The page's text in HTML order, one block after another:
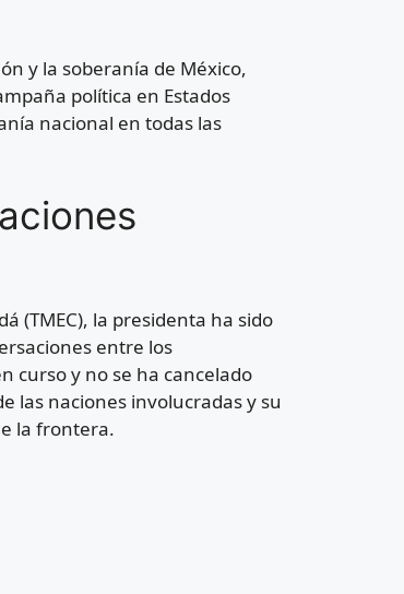
y la soberanía de México,
política en Estados
nacional en todas las
(TMEC), la presidenta ha sido
entre los
curso y no se ha cancelado
las naciones involucradas y su
la frontera.